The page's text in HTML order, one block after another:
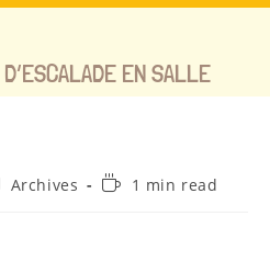
EN SALLE
Archives 1 min read